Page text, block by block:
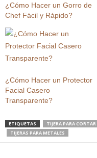
¿Cómo Hacer un Gorro de
Chef Fácil y Rápido?
¿Cómo Hacer un Protector
Facial Casero
Transparente?
ETIQUETAS TIJERA PARA
TIJERAS PARA METALES